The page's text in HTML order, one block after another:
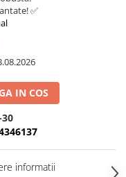
✅
IN COS
informatii